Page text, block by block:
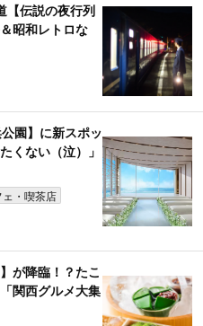
【伝説の夜行列
昭和レトロな
園】に新スポッ
くない（泣）」
ェ・喫茶店
が降臨！？たこ
関西グルメ大集